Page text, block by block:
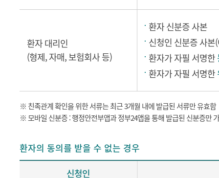
환자 대리인
(형제, 자매, 보험회사 등)
환자 신분증 사본
신청인 신분증 사본
환자가 자필 서명한
환자가 자필 서명한
※ 친족관계 확인을 위한 서류는 최근 3개월 내에 발급된 서류만 유효함
※ 모바일 신분증 : 행정안전부앱과 정부24앱을 통해 발급된 신분증만
환자의 동의를 받을 수 없는 경우
신청인